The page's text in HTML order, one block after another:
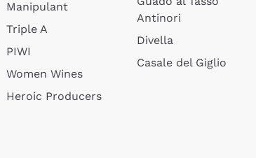
Manipulant
Triple A
PIWI
Women Wines
Heroic Producers
Antinori
Divella
Casale del Giglio